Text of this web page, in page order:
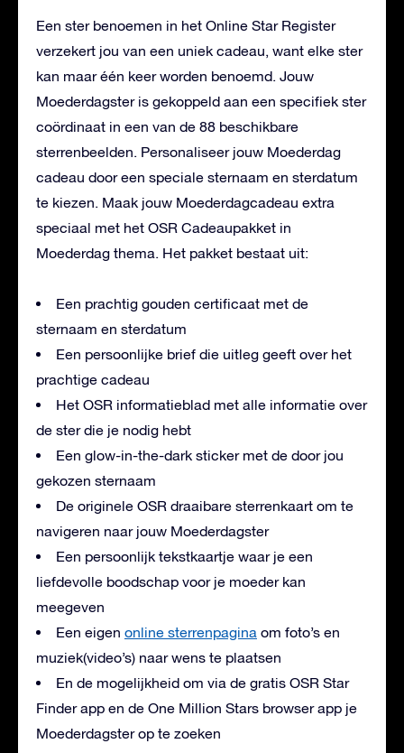
Een ster benoemen in het Online Star Register
verzekert jou van een uniek cadeau, want elke ster
kan maar één keer worden benoemd. Jouw
Moederdagster is gekoppeld aan een specifiek ster
coördinaat in een van de 88 beschikbare
sterrenbeelden. Personaliseer jouw Moederdag
cadeau door een speciale sternaam en sterdatum
te kiezen. Maak jouw Moederdagcadeau extra
speciaal met het OSR Cadeaupakket in
Moederdag thema. Het pakket bestaat uit:
Een prachtig gouden certificaat met de
sternaam en sterdatum
Een persoonlijke brief die uitleg geeft over het
prachtige cadeau
Het OSR informatieblad met alle informatie over
de ster die je nodig hebt
Een glow-in-the-dark sticker met de door jou
gekozen sternaam
De originele OSR draaibare sterrenkaart om te
navigeren naar jouw Moederdagster
Een persoonlijk tekstkaartje waar je een
liefdevolle boodschap voor je moeder kan
meegeven
Een eigen online sterrenpagina om foto’s en
muziek(video’s) naar wens te plaatsen
En de mogelijkheid om via de gratis OSR Star
Finder app en de One Million Stars browser app je
Moederdagster op te zoeken